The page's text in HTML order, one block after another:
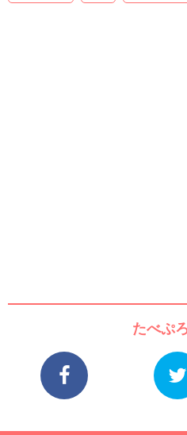
たべぷ